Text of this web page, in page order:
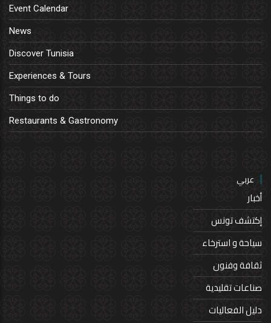
Event Calendar
News
Discover Tunisia
Experiences & Tours
Things to do
Restaurants & Gastronomy
عربي
أخبار
إكتشف تونس
سياحة و استرخاء
ثقافة وفنون
صناعات تقليدية
دليل الفعاليات